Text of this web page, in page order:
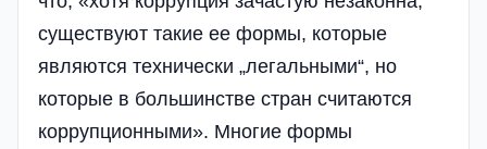
существуют такие ее формы, которые
являются технически „легальными“, но
которые в большинстве стран считаются
коррупционными». Многие формы